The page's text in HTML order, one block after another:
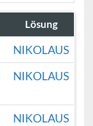
Lösung
NIKOLAUS
NIKOLAUS
NIKOLAUS